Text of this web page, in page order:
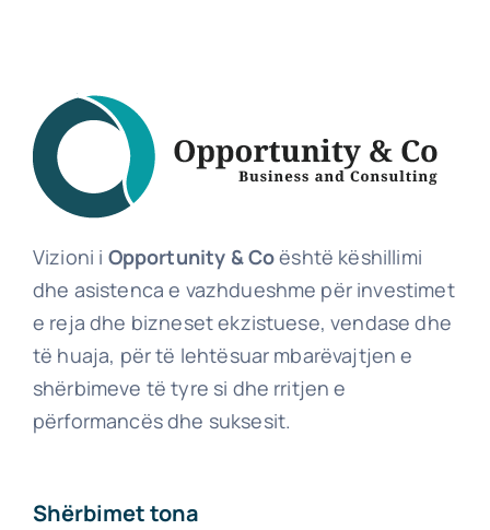
Vizioni i Opportunity & Coështë këshillimi
dhe asistenca e vazhdueshme për investimet
e reja dhe bizneset ekzistuese, vendase dhe
të huaja, për të lehtësuar mbarëvajtjen e
shërbimeve të tyre si dhe rritjen e
përformancës dhe suksesit.
Shërbimet tona